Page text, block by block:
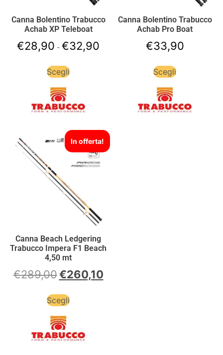
Canna Bolentino Trabucco
Achab XP Teleboat
€28,90 - €32,90
Scegli
Canna Bolentino Trabucco
Achab Pro Boat
€33,90
Scegli
In offerta!
Canna Beach Ledgering
Trabucco Impera F1 Beach
4,50 mt
€289,00€260,10
Scegli